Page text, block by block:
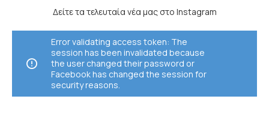
Δείτε τα τελευταία νέα μας στο Instagram
Error validating access token: The
session has been invalidated because
the user changed their password or
Facebook has changed the session for
security reasons.